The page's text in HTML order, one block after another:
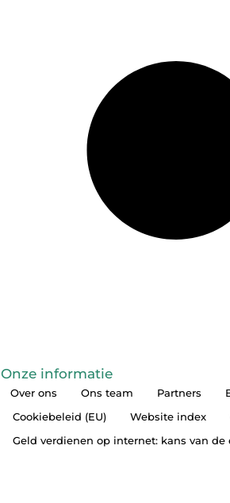
Onze informatie
Over ons Ons team Partners
Cookiebeleid (EU)
Website index
Geld verdienen op internet: kans van de